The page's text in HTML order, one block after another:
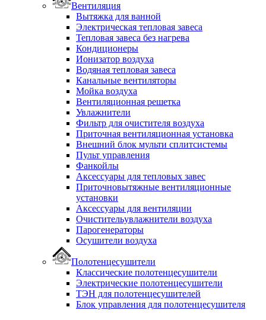
Вентиляция
Вытяжка для ванной
Электрическая тепловая завеса
Тепловая завеса без нагрева
Кондиционеры
Ионизатор воздуха
Водяная тепловая завеса
Канальные вентиляторы
Мойка воздуха
Вентиляционная решетка
Увлажнители
Фильтр для очистителя воздуха
Приточная вентиляционная установка
Внешний блок мульти сплитсистемы
Пульт управления
Фанкойлы
Аксессуары для тепловых завес
Приточновытяжные вентиляционные
установки
Аксессуары для вентиляции
Очистительувлажнители воздуха
Парогенераторы
Осушители воздуха
Полотенцесушители
Классические полотенцесушители
Электрические полотенцесушители
ТЭН для полотенцесушителей
Блок управления для полотенцесушителя